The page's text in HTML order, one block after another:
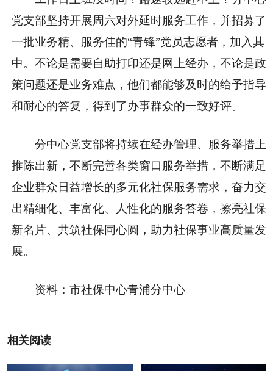
党支部坚持开展周六对外延时服务工作，并招募了
一批业务精、服务佳的“青锋”党员志愿者，加入其
中。不论是需要自助打印还是网上经办，不论是政
策问题还是业务难点，他们都能够及时的给予指导
和耐心的答复，得到了办事群众的一致好评。
分中心党支部将持续在经办管理、服务举措上
推陈出新，不断完善各类窗口服务举措，不断满足
企业群众日益增长的多元化社保服务需求，奋力交
出精细化、丰富化、人性化的服务答卷，擦亮社保
新名片、共筑社保同心圆，助力社保事业高质量发
展。
资料：市社保中心青浦分中心
相关阅读